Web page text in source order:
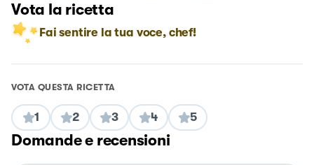
Vota la ricetta
Fai sentire la tua voce, chef!
VOTA QUESTA RICETTA
1 2 3 4 5
Domande e recensioni